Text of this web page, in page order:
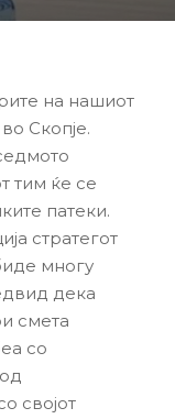
на нашиот
Скопје.
тим ќе се
патеки.
стратегот
многу
дека
смета
со
својот